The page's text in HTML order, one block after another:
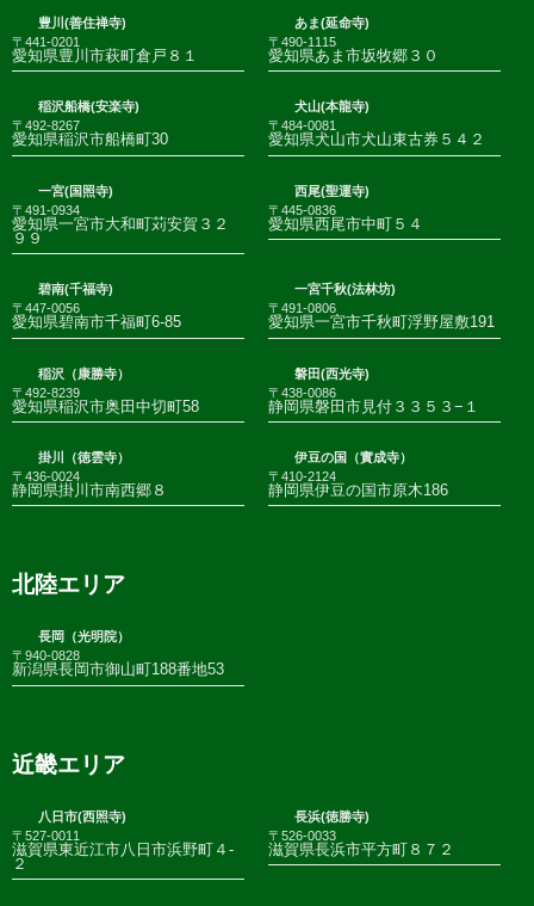
豊川(善住禅寺)
〒441-0201
愛知県豊川市萩町倉戸８１
あま(延命寺)
〒490-1115
愛知県あま市坂牧郷３０
稲沢船橋(安楽寺)
〒492-8267
愛知県稲沢市船橋町30
犬山(本龍寺)
〒484-0081
愛知県犬山市犬山東古券５４２
一宮(国照寺)
〒491-0934
愛知県一宮市大和町苅安賀３２
９９
西尾(聖運寺)
〒445-0836
愛知県西尾市中町５４
碧南(千福寺)
〒447-0056
愛知県碧南市千福町6-85
一宮千秋(法林坊)
〒491-0806
愛知県一宮市千秋町浮野屋敷191
稲沢（康勝寺）
〒492-8239
愛知県稲沢市奥田中切町58
磐田(西光寺)
〒438-0086
静岡県磐田市見付３３５３−１
掛川（徳雲寺）
〒436-0024
静岡県掛川市南西郷８
伊豆の国（實成寺）
〒410-2124
静岡県伊豆の国市原木186
北陸エリア
長岡（光明院）
〒940-0828
新潟県長岡市御山町188番地53
近畿エリア
八日市(西照寺)
〒527-0011
滋賀県東近江市八日市浜野町４-
２
長浜(徳勝寺)
〒526-0033
滋賀県長浜市平方町８７２